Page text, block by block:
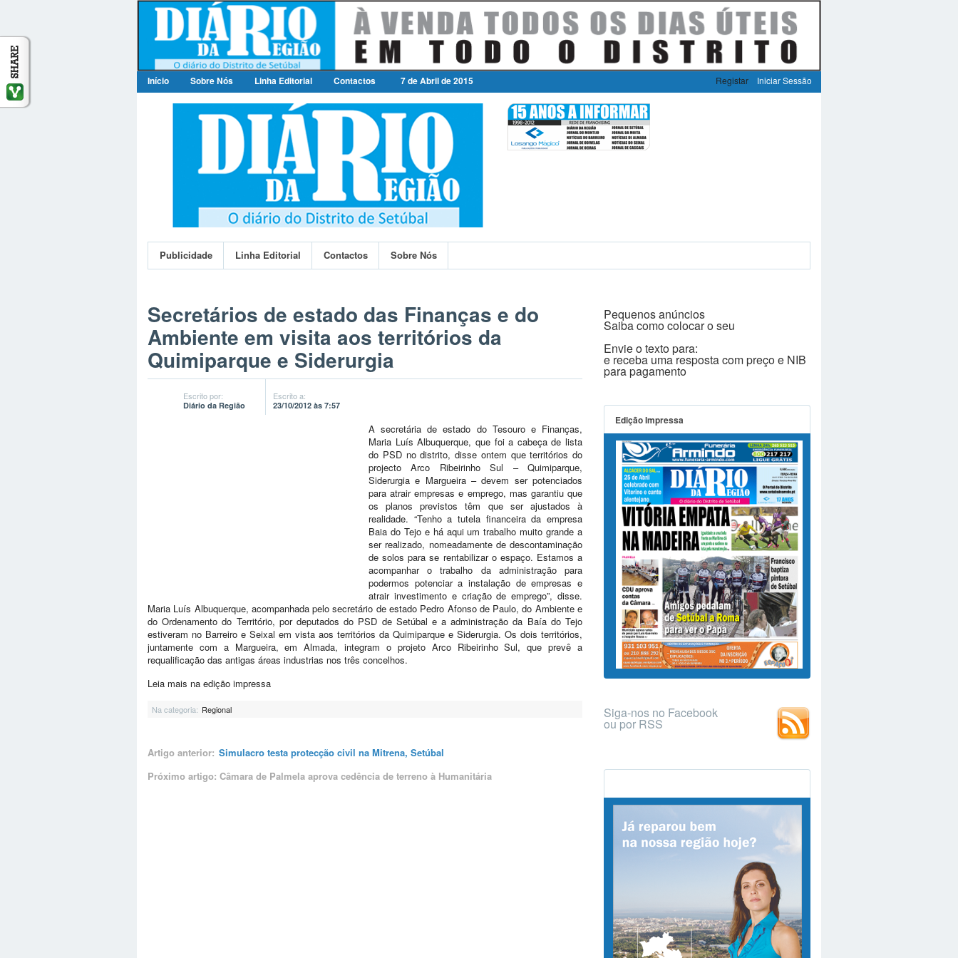
Início Sobre Nós Linha Editorial
Contactos
Publicidade
7 de Abril de 2015 Registar Iniciar Sessão
Publicidade Linha Editorial Contactos Sobre Nós
Secretários de estado das Finanças e do
Ambiente em visita aos territórios da
Quimiparque e Siderurgia
Escrito por:
Diário da Região
Escrito a:
23/10/2012 às 7:57
A secretária de estado do Tesouro e Finanças,
Maria Luís Albuquerque, que foi a cabeça de lista
do PSD no distrito, disse ontem que territórios do
projecto Arco Ribeirinho Sul – Quimiparque,
Siderurgia e Margueira – devem ser potenciados
para atrair empresas e emprego, mas garantiu que
os planos previstos têm que ser ajustados à
realidade. “Tenho a tutela financeira da empresa
Baia do Tejo e há aqui um trabalho muito grande a
ser realizado, nomeadamente de descontaminação
de solos para se rentabilizar o espaço. Estamos a
acompanhar o trabalho da administração para
podermos potenciar a instalação de empresas e
atrair investimento e criação de emprego”, disse.
Maria Luís Albuquerque, acompanhada pelo secretário de estado Pedro Afonso de Paulo, do Ambiente e
do Ordenamento do Território, por deputados do PSD de Setúbal e a administração da Baía do Tejo
estiveram no Barreiro e Seixal em vista aos territórios da Quimiparque e Siderurgia. Os dois territórios,
juntamente com a Margueira, em Almada, integram o projeto Arco Ribeirinho Sul, que prevê a
requalificação das antigas áreas industrias nos três concelhos.
Leia mais na edição impressa
Na categoria: Regional
Artigo anterior: Simulacro testa protecção civil na Mitrena, Setúbal
Próximo artigo: Câmara de Palmela aprova cedência de terreno à Humanitária
Pequenos anúncios
Saiba como colocar o seu
Envie o texto para:
e receba uma resposta com preço e NIB
para pagamento
Edição Impressa
Siga-nos no Facebook
ou por RSS